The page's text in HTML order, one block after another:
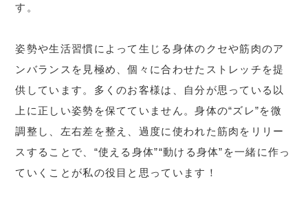
す。
姿勢や生活習慣によって生じる身体のクセや筋肉のア
ンバランスを見極め、個々に合わせたストレッチを提
供しています。多くのお客様は、自分が思っている以
上に正しい姿勢を保てていません。身体の“ズレ”を微
調整し、左右差を整え、過度に使われた筋肉をリリー
スすることで、“使える身体”“動ける身体”を一緒に作っ
ていくことが私の役目と思っています！